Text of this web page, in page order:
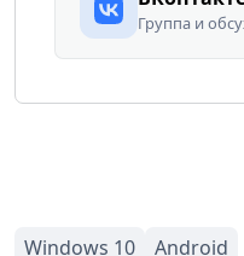
Группа и